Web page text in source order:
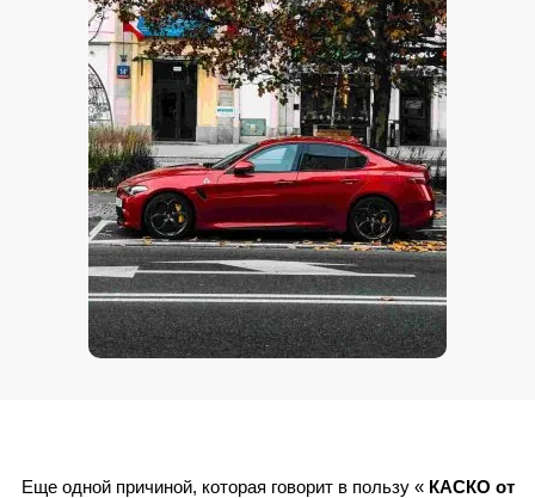
Еще одной причиной, которая говорит в пользу «КАСКО от